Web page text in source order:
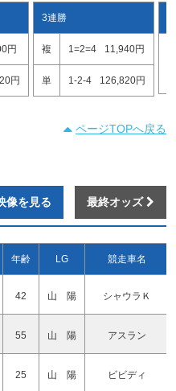
円
円
3連勝
複 1=2=4 11,940円
単 1-2-4 126,820円
ページTOPへ戻る
像を見る 最終オッズ
年齢 LG 競走車名
42 山 陽 シャウラＫ
55 山 陽 アスラン
25 山 陽 ビビディ